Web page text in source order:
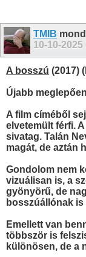
TMIB
10-10-2025
A bosszú (2017)
Újabb
A film címéből
elvetemült férfi.
sivatag. Talán
magát, de aztán
Gondolom nem
vizuálisan is, a
gyönyörű, de
bosszúállónak
Emellett van
többször is
különösen, de a